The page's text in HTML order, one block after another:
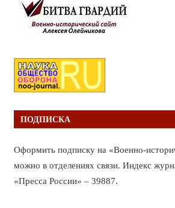
ПОДПИСКА
Оформить подписку на «Военно-
можно в отделениях связи. Индекс
«Пресса России» – 39887.